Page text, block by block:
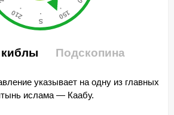
Подскопина
указывает на одну из главных
ислама — Каабу.